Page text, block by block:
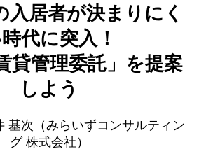
入居者が決まりにく
代に突入！
貸管理委託」を提案
しよう
基次（みらいずコンサルティン
グ 株式会社）